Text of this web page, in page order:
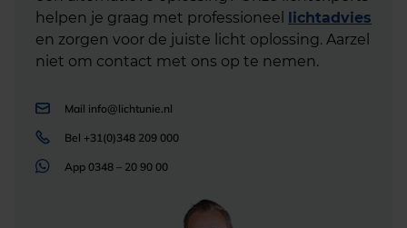
helpen je graag met professioneel lichtadvies
en zorgen voor de juiste licht oplossing. Aarzel
niet om contact met ons op te nemen.
Mail info@lichtunie.nl
Bel +31(0)348 209 000
App 0348 – 20 90 00